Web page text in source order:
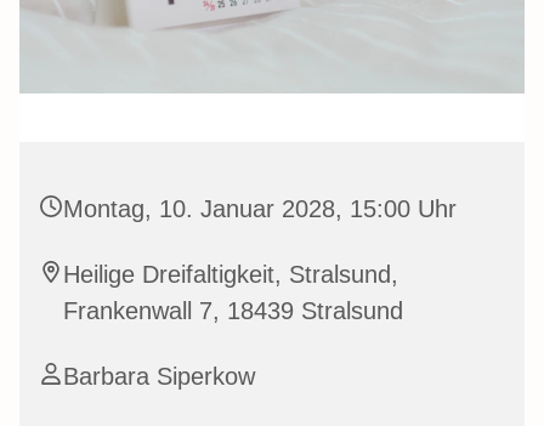
Montag, 10. Januar 2028, 15:00 Uhr
Heilige Dreifaltigkeit, Stralsund,
Frankenwall 7, 18439 Stralsund
Barbara Siperkow